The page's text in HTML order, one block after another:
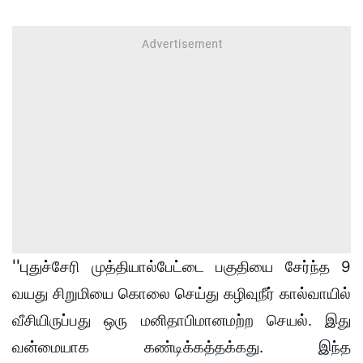
''புதுச்சேரி முத்தியால்பேட்டை பகுதியை சேர்ந்த 9
வயது சிறுமியை கொலை செய்து கழிவுநீர் கால்வாயில்
வீசியிருப்பது ஒரு மனிதாபிமானமற்ற செயல். இது
வன்மையாக கண்டிக்கத்தக்கது. இந்த